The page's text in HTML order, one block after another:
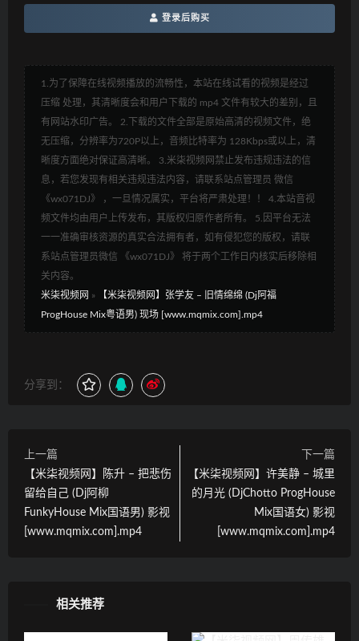
登录后购买
1.为了保障在线视频播放的流畅性，本站在线试看的视频是经过
压缩 处理，其清晰度会和用户下载的 mp4 文件有较大的差别，且
有网站水印广告。 2.下载的文件全部是原始高清的视频文件，绝
无压缩，分辨率为720P以上，音频比特率为 128Kbps或以上，清
晰度方面绝对保证高清晰。 3.米柒视频网禁止发布违规违法的信
息，若您发现有相关违规违法内容，请联系站点管理员 微信
《wx071DJ》 ，一旦情况属实，平台将严肃处理！！ 4.本站音视
频文件均由用户上传发布，其版权归原作者所有。 5.因平台无法
一一准确审核资源的真实合法拥有者，如有侵犯您的版权，请联
系站点管理员微信 《wx071DJ》 将于两个工作日内核实后移除相
关内容。
米柒视频网 »
【米柒视频网】张学友 – 旧情绵绵 (Dj阿福
ProgHouse Mix粤语男) 现场 [www.mqmix.com].mp4
分享到：
上一篇
【米柒视频网】陈升 – 把悲伤
留给自己 (Dj阿柳
FunkyHouse Mix国语男) 影视
[www.mqmix.com].mp4
下一篇
【米柒视频网】许美静 – 城里
的月光 (DjChotto ProgHouse
Mix国语女) 影视
[www.mqmix.com].mp4
相关推荐